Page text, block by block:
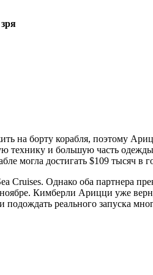
на борту корабля, поэтому
технику и большую часть
могла достигать $109 тысяч в
Однако оба партнера
Кимберли Арицци уже
реального запуска